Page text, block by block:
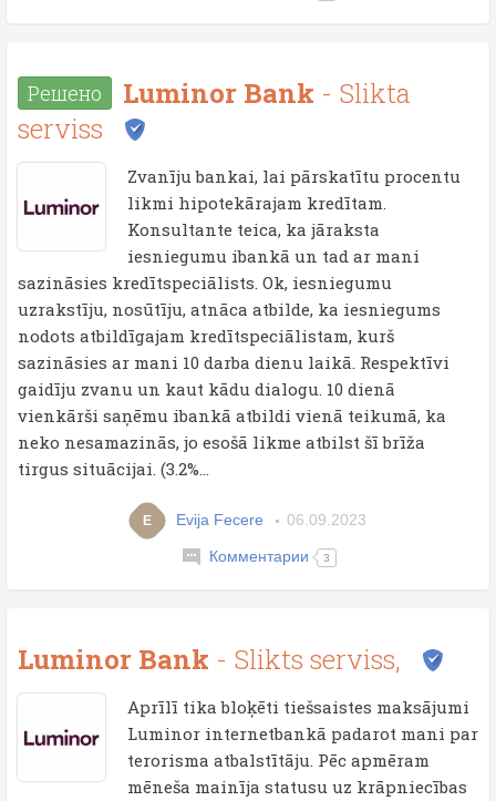
Решено Luminor Bank - Slikta
serviss
Zvanīju bankai, lai pārskatītu procentu
likmi hipotekārajam kredītam.
Konsultante teica, ka jāraksta
iesniegumu ibankā un tad ar mani
sazināsies kredītspeciālists. Ok, iesniegumu
uzrakstīju, nosūtīju, atnāca atbilde, ka iesniegums
nodots atbildīgajam kredītspeciālistam, kurš
sazināsies ar mani 10 darba dienu laikā. Respektīvi
gaidīju zvanu un kaut kādu dialogu. 10 dienā
vienkārši saņēmu ibankā atbildi vienā teikumā, ka
neko nesamazinās, jo esošā likme atbilst šī brīža
tirgus situācijai. (3.2%...
E Evija Fecere 06.09.2023
Комментарии 3
Luminor Bank - Slikts serviss,
Aprīlī tika bloķēti tiešsaistes maksājumi
Luminor internetbankā padarot mani par
terorisma atbalstītāju. Pēc apmēram
mēneša mainīja statusu uz krāpniecības